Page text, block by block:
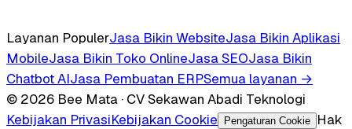
Layanan PopulerJasa Bikin WebsiteJasa Bikin Aplikasi
MobileJasa Bikin Toko OnlineJasa SEOJasa Bikin
Chatbot AIJasa Pembuatan ERPSemua layanan →
© 2026 Bee Mata · CV Sekawan Abadi Teknologi
Kebijakan PrivasiKebijakan Cookie Pengaturan Cookie
Hak